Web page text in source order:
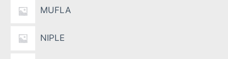
MUFLA
NIPLE